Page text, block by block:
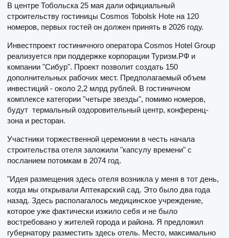
В центре Тобольска 25 мая дали официальный
строительству гостиницы Cosmos Tobolsk Hote на 120
номеров, первых гостей он должен принять в 2026 году.
Инвестпроект гостиничного оператора Cosmos Hotel Group
реализуется при поддержке корпорации Туризм.РФ и
компании "Сибур". Проект позволит создать 150
дополнительных рабочих мест. Предполагаемый объем
инвестиций - около 2,2 млрд рублей. В гостиничном
комплексе категории "четыре звезды", помимо номеров,
будут термальный оздоровительный центр, конференц-
зона и ресторан.
Участники торжественной церемонии в честь начала
строительства отеля заложили "капсулу времени" с
посланием потомкам в 2074 год.
"Идея размещения здесь отеля возникла у меня в тот день,
когда мы открывали Аптекарский сад. Это было два года
назад. Здесь располагалось медицинское учреждение,
которое уже фактически изжило себя и не было
востребовано у жителей города и района. Я предложил
губернатору разместить здесь отель. Место, максимально